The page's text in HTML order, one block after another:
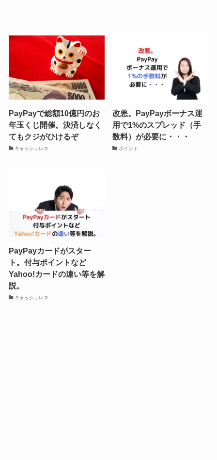
PayPayで総額10億円のお
年玉くじ開催。決済しなく
てもクジがひけるぞ
キャッシュレス
改悪。PayPayボーナス運
用で1%のスプレッド（手
数料）が必要に・・・
ポイント
PayPayカードがスター
ト。付与ポイントなど
Yahoo!カードの違い等を解
説。
キャッシュレス